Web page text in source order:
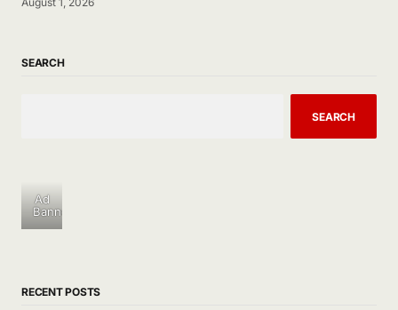
SEARCH
SEARCH
Ad
Banner
RECENT POSTS